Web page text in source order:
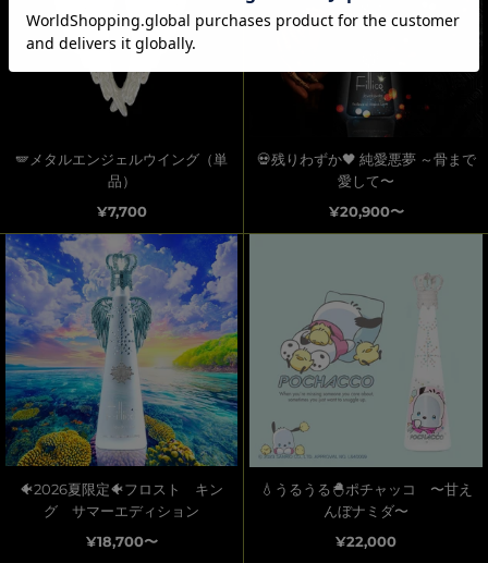
🪽メタルエンジェルウイング（単
品）
¥7,700
💀残りわずか🖤 純愛悪夢 ～骨まで
愛して〜
¥20,900〜
🐠2026夏限定🐠フロスト キン
グ サマーエディション
¥18,700〜
💧うるうる🐣ポチャッコ 〜甘え
んぼナミダ〜
¥22,000